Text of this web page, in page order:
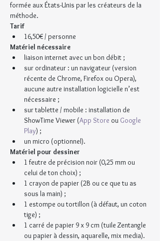
formée aux États-Unis par les créateurs de la
méthode.
Tarif
16,50€ / personne
Matériel nécessaire
liaison internet avec un bon débit ;
sur ordinateur : un navigateur (version
récente de Chrome, Firefox ou Opera),
aucune autre installation logicielle n’est
nécessaire ;
sur tablette / mobile : installation de
ShowTime Viewer (App Store ou Google
Play) ;
un micro (optionnel).
Matériel pour dessiner
1 feutre de précision noir (0,25 mm ou
celui de ton choix) ;
1 crayon de papier (2B ou ce que tu as
sous la main) ;
1 estompe ou tortillon (à défaut, un coton
tige) ;
1 carré de papier 9 x 9 cm (tuile Zentangle
ou papier à dessin, aquarelle, mix media).